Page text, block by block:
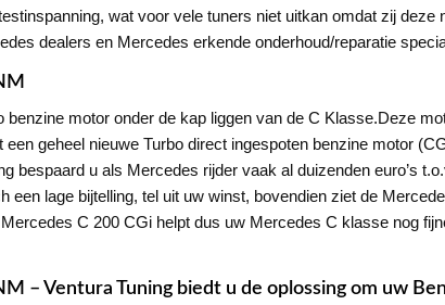
wat voor vele tuners niet uitkan omdat zij deze
dealers en Mercedes erkende onderhoud/reparatie
motor onder de kap liggen van de C Klasse.Deze
geheel nieuwe Turbo direct ingespoten benzine motor
bespaard u als Mercedes rijder vaak al duizenden euro’s
een lage bijtelling, tel uit uw winst, bovendien ziet de
C 200 CGi helpt dus uw Mercedes C klasse nog
– Ventura Tuning biedt u de oplossing om uw